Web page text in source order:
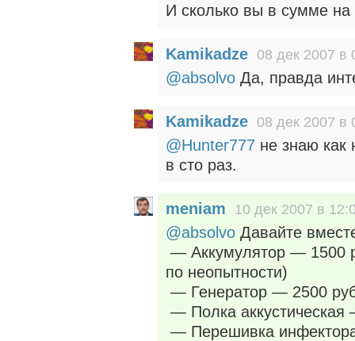
И сколько вы в сумме на
Kamikadze 08 дек 2007 в
@absolvo Да, правда
Kamikadze 08 дек 2007 в
@Hunter777 не знаю как
в сто раз.
meniam 10 дек 2007 в
@absolvo Давайте
— Аккумулятор — 1500
по неопытности)
— Генератор — 2500
— Полка аккустическая
— Перешивка